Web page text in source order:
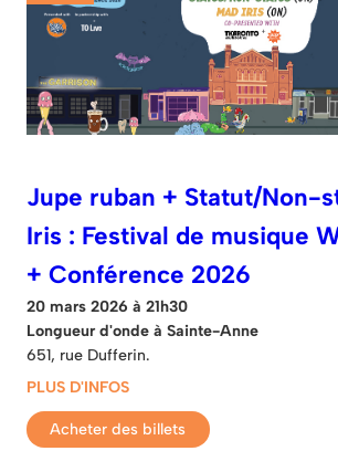
Jupe ruban + Statut/Non-
Iris : Festival de musique
+ Conférence 2026
20 mars 2026 à 21h30
Longueur d'onde à Sainte-Anne
651, rue Dufferin.
PLUS D'INFOS
Acheter des billets